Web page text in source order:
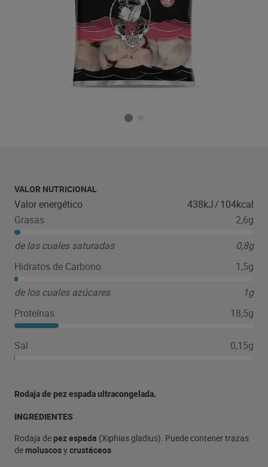
VALOR NUTRICIONAL
Valor energético 438kJ/104kcal
Grasas
2,6g
de las cuales saturadas
0,8g
Hidratos de Carbono
1,5g
de los cuales azúcares
1g
Proteínas
18,5g
Sal 0,15g
Rodaja de pez espada ultracongelada.
INGREDIENTES
Rodaja de pez espada (Xiphias gladius). Puede contener trazas
de moluscosycrustáceos.